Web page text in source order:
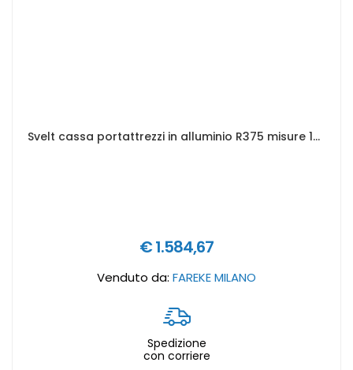
Svelt cassa portattrezzi in alluminio R375 misure 1522 x 525 x 520 mm
€ 1.584,67
Venduto da: FAREKE MILANO
Spedizione
con corriere